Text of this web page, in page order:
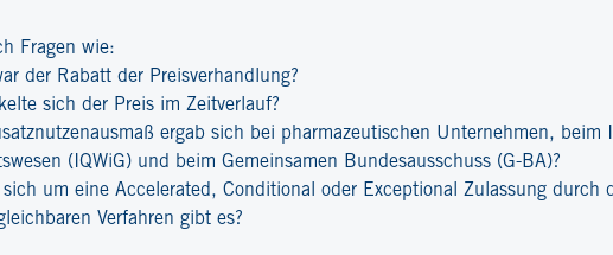
Fragen wie:
der Rabatt der Preisverhandlung?
sich der Preis im Zeitverlauf?
ergab sich bei pharmazeutischen Unternehmen,
(IQWiG) und beim Gemeinsamen Bundesausschuss (G-BA)?
sich um eine Accelerated, Conditional oder Exceptional Zulassung durch
Verfahren gibt es?